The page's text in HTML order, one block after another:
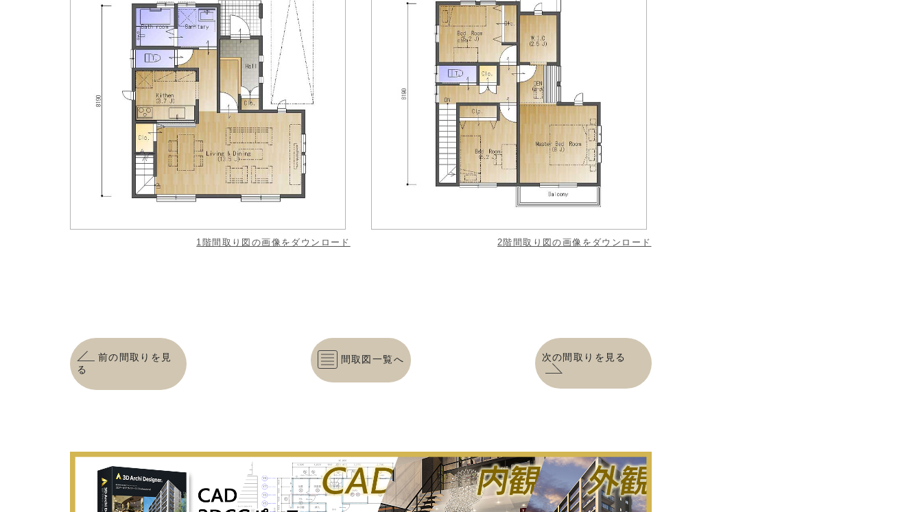
1階間取り図の画像をダウンロード 2階間取り図の画像をダウンロード
前の間取りを見
る
間取図一覧へ 次の間取りを見る